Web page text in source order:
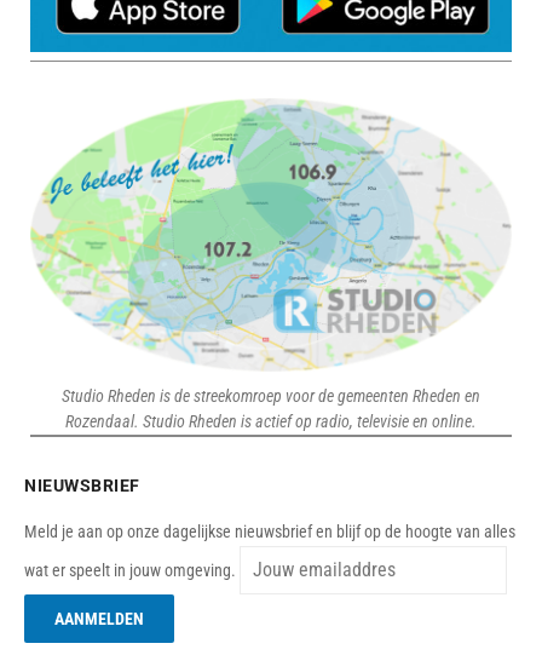
Studio Rheden is de streekomroep voor de gemeenten Rheden en
Rozendaal. Studio Rheden is actief op radio, televisie en online.
NIEUWSBRIEF
Meld je aan op onze dagelijkse nieuwsbrief en blijf op de hoogte van alles
wat er speelt in jouw omgeving.